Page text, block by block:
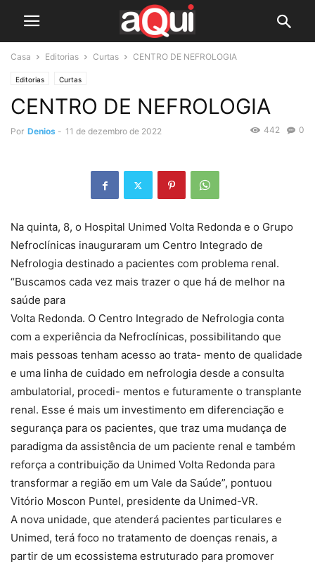
Casa Editorias Curtas CENTRO DE NEFROLOGIA
Editorias Curtas
CENTRO DE NEFROLOGIA
Por Denios - 11 de dezembro de 2022 0
442
Na quinta, 8, o Hospital Unimed Volta Redonda e o Grupo
Nefroclínicas inauguraram um Centro Integrado de
Nefrologia destinado a pacientes com problema renal.
“Buscamos cada vez mais trazer o que há de melhor na
saúde para
Volta Redonda. O Centro Integrado de Nefrologia conta
com a experiência da Nefroclínicas, possibilitando que
mais pessoas tenham acesso ao trata- mento de qualidade
e uma linha de cuidado em nefrologia desde a consulta
ambulatorial, procedi- mentos e futuramente o transplante
renal. Esse é mais um investimento em diferenciação e
segurança para os pacientes, que traz uma mudança de
paradigma da assistência de um paciente renal e também
reforça a contribuição da Unimed Volta Redonda para
transformar a região em um Vale da Saúde”, pontuou
Vitório Moscon Puntel, presidente da Unimed-VR.
A nova unidade, que atenderá pacientes particulares e
Unimed, terá foco no tratamento de doenças renais, a
partir de um ecossistema estruturado para promover